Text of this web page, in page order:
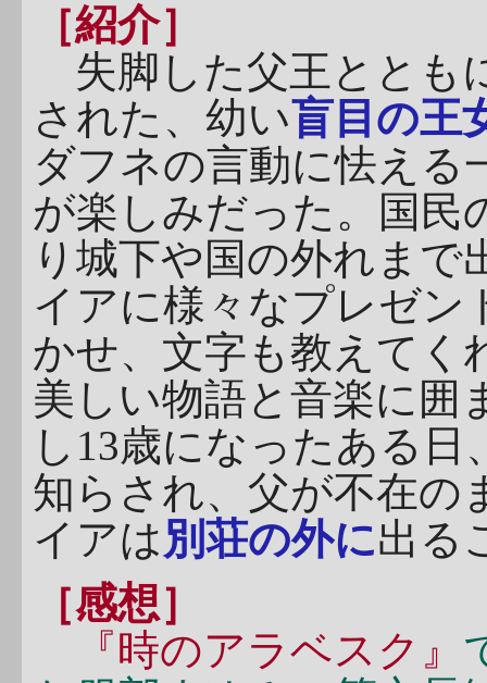
［紹介］
失脚した父王ととも
された、幼い盲目の王
ダフネの言動に怯える
が楽しみだった。国民
り城下や国の外れま
イアに様々なプレゼン
かせ、文字も教えてく
美しい物語と音楽に囲
し13歳になったある
知らされ、父が不在の
イアは別荘の外に出る
［感想］
『時のアラベスク』